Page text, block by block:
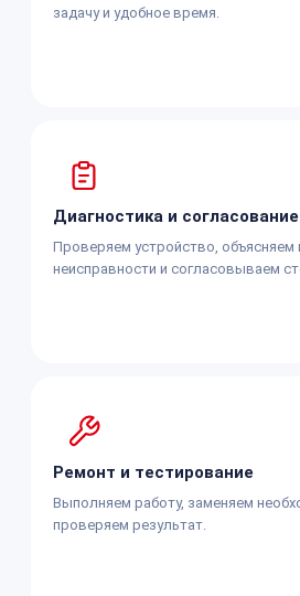
задачу и удобное время.
Диагностика и согласование
Проверяем устройство, объясняем
неисправности и согласовываем
Ремонт и тестирование
Выполняем работу, заменяем
проверяем результат.